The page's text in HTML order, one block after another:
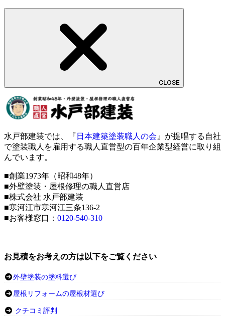
CLOSE
水戸部建装では、『 日本建築塗装職人の会 』が提唱する自社
で塗装職人を雇用する職人直営型の百年企業型経営に取り組
んでいます。
■創業1973年（昭和48年）
■外壁塗装・屋根修理の職人直営店
■株式会社 水戸部建装
■寒河江市寒河江三条136-2
■お客様窓口： 0120-540-310
お見積をお考えの方は以下をご覧ください
外壁塗装の塗料選び
屋根リフォームの屋根材選び
クチコミ評判